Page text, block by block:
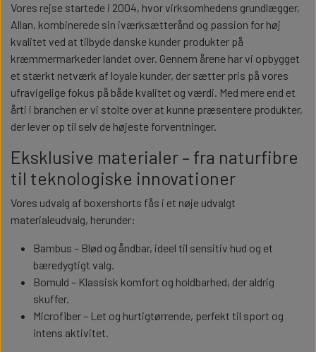
Vores rejse startede i 2004, hvor virksomhedens grundlægger,
Allan, kombinerede sin iværksætterånd og passion for høj
kvalitet ved at tilbyde danske kunder produkter på
kræmmermarkeder landet over. Gennem årene har vi opbygget
et stærkt netværk af loyale kunder, der sætter pris på vores
ufravigelige fokus på både kvalitet og værdi. Med mere end et
årti i branchen er vi stolte over at kunne præsentere produkter,
der lever op til selv de højeste forventninger.
Eksklusive materialer – fra naturfibre
til teknologiske innovationer
Vores udvalg af boxershorts fås i et nøje udvalgt
materialeudvalg, herunder:
Bambus – Blød og åndbar, ideel til sensitiv hud og et
bæredygtigt valg.
Bomuld – Klassisk komfort og holdbarhed, der aldrig
skuffer.
Microfiber – Let og hurtigtørrende, perfekt til sport og
intens aktivitet.